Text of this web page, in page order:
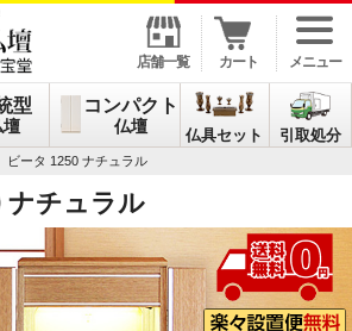
店舗一覧 カート メニュー
型
壇
コンパクト
仏壇 仏具セット 引取処分
ビータ 1250 ナチュラル
ナチュラル